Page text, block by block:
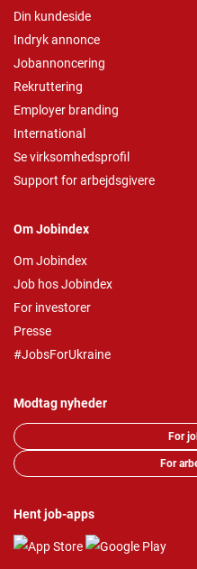
Din kundeside
Indryk annonce
Jobannoncering
Rekruttering
Employer branding
International
Se virksomhedsprofil
Support for arbejdsgivere
Om Jobindex
Om Jobindex
Job hos Jobindex
For investorer
Presse
#JobsForUkraine
Modtag nyheder
For
For
Hent job-apps